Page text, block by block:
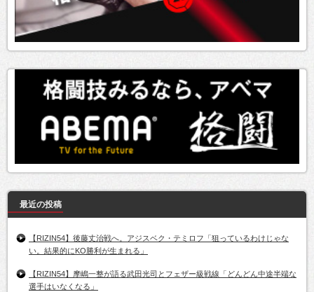
最近の投稿
【RIZIN54】後藤丈治戦へ。アジスベク・テミロフ「狙っているわけじゃな
い。結果的にKO勝利が生まれる」
【RIZIN54】摩嶋一整が語る武田光司とフェザー級戦線「どんどん中途半端な
選手はいなくなる」